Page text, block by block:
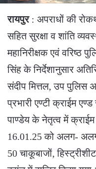
रायपुर: अपराधों की
सहित सुरक्षा व शांति
महानिरीक्षक एवं वरिष्ठ
सिंह के निर्देशानुसार
संदीप मित्तल, उप पुलिस
प्रभारी एण्टी क्राईम
पाण्डेय के नेतृत्व में क्राईम
16.01.25 को अलग- अलग
50 चाकूबाजों,